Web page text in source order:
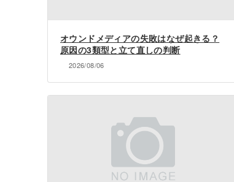
オウンドメディアの失敗はなぜ起きる？
原因の3類型と立て直しの判断
2026/08/06